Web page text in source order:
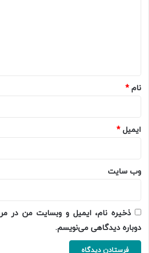
نام*
ایمیل*
وب‌ سایت
ذخیره نام، ایمیل و وبسایت من در
دوباره دیدگاهی می‌نویسم.